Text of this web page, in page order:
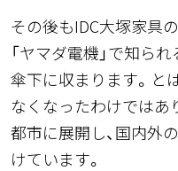
その後もIDC大塚家具
「ヤマダ電機」で知ら
傘下に収まります。と
なくなったわけではあ
都市に展開し、国内外
けています。